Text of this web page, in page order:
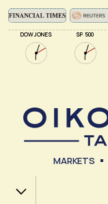
DOW JONES SP 500
MARKETS
Χ.Α.